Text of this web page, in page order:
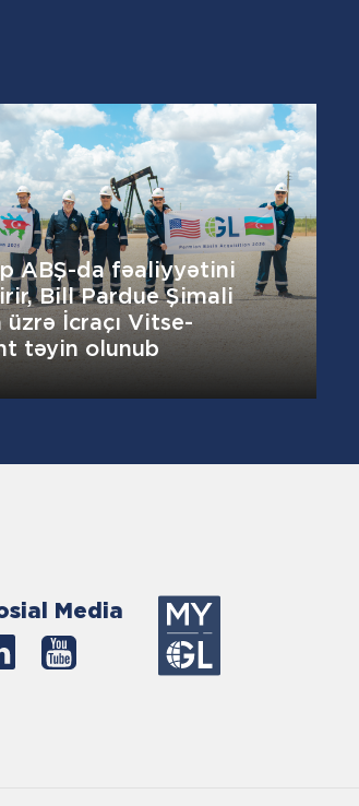
ABŞ-da fəaliyyətini
Bill Pardue Şimali
İcraçı Vitse-
təyin olunub
Media